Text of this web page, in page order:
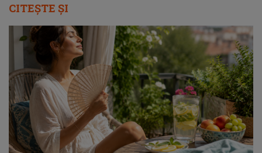
CITEȘTE ȘI